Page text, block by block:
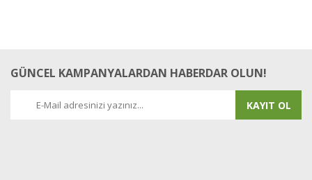
GÜNCEL KAMPANYALARDAN HABERDAR OLUN!
KAYIT OL